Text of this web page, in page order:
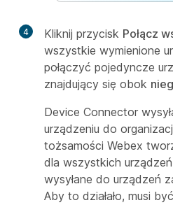
4 Kliknij przycisk Połącz
wszystkie wymienione
połączyć pojedyncze
znajdujący się obok
Device Connector
urządzeniu do
tożsamości Webex
dla wszystkich
wysyłane do urządzeń
Aby to działało, musi